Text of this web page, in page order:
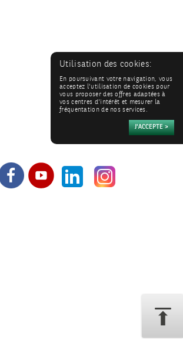
Utilisation des cookies:
En poursuivant votre navigation, vous
acceptez l'utilisation de cookies pour
vous proposer des offres adaptées à
vos centres d'intérêt et mesurer la
fréquentation de nos services.